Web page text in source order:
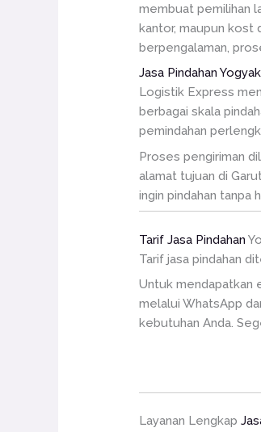
membuat pemilihan
kantor, maupun kost
berpengalaman,
Jasa Pindahan
Logistik Express
berbagai skala
pemindahan
Proses pengiriman
alamat tujuan di
ingin pindahan tanpa
Tarif Jasa Pindahan
Tarif jasa pindahan
Untuk mendapatkan
melalui WhatsApp
kebutuhan Anda.
Layanan Lengkap